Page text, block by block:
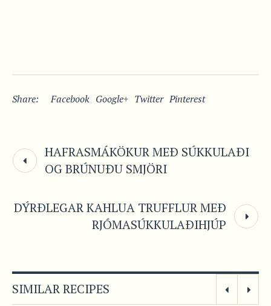
Share: Facebook Google+ Twitter Pinterest
HAFRASMÁKÖKUR MEÐ SÚKKULAÐI
OG BRÚNUÐU SMJÖRI
DÝRÐLEGAR KAHLUA TRUFFLUR MEÐ
RJÓMASÚKKULAÐIHJÚP
SIMILAR RECIPES